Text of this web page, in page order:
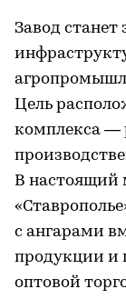
Завод станет
Цель
комплекса —
В настоящий
с ангарами
продукции и
оптовой